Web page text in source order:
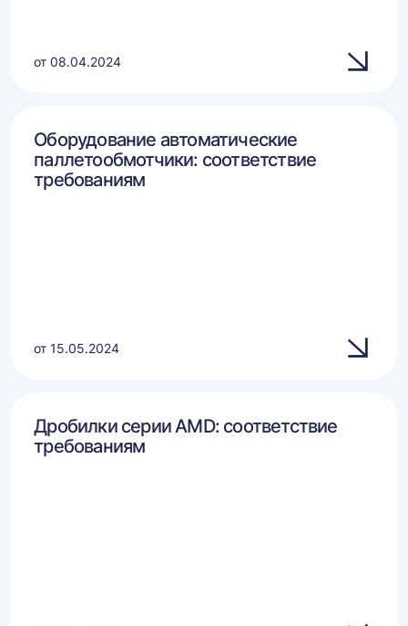
от 08.04.2024
Оборудование автоматические
паллетообмотчики: соответствие
требованиям
от 15.05.2024
Дробилки серии AMD: соответствие
требованиям